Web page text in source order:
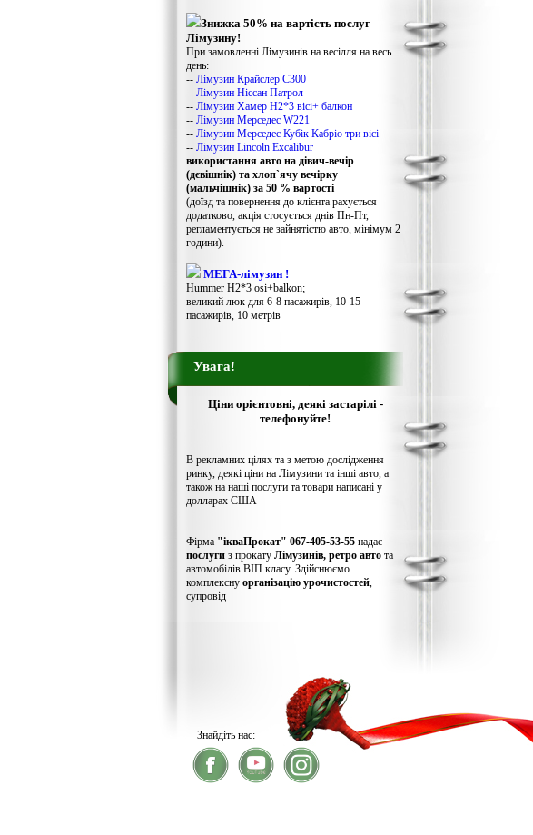
Знижка 50% на вартість послуг
Лімузину!
При замовленні Лімузинів на весілля на весь
день:
-- Лімузин Крайслер С300
-- Лімузин Ніссан Патрол
-- Лімузин Хамер Н2*3 вісі+ балкон
-- Лімузин Мерседес W221
-- Лімузин Мерседес Кубік Кабріо три вісі
-- Лімузин Lincoln Excalibur
використання авто на дівич-вечір
(дєвішнік) та хлоп`ячу вечірку
(мальчішнік) за 50 % вартості
(доїзд та повернення до клієнта рахується
додатково, акція стосується днів Пн-Пт,
регламентується не зайнятістю авто, мінімум 2
години).
МЕГА-лімузин !
Hummer H2*3 osi+balkon;
великий люк для 6-8 пасажирів, 10-15
пасажирів, 10 метрів
Увага!
Ціни орієнтовні, деякі застарілі -
телефонуйте!
В рекламних цілях та з метою дослідження
ринку, деякі ціни на Лімузини та інші авто, а
також на наші послуги та товари написані у
долларах США
Фірма "ікваПрокат" 067-405-53-55 надає
послуги з прокату Лімузинів, ретро авто та
автомобілів ВІП класу. Здійснюємо
комплексну організацію урочистостей,
супровід
Знайдіть нас: